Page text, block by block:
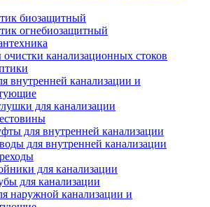
биозащитный
огнебиозащитный
канализационных стоков
внутренней канализации и
для канализации
для внутренней канализации
для внутренней канализации
для канализации
для канализации
наружной канализации и